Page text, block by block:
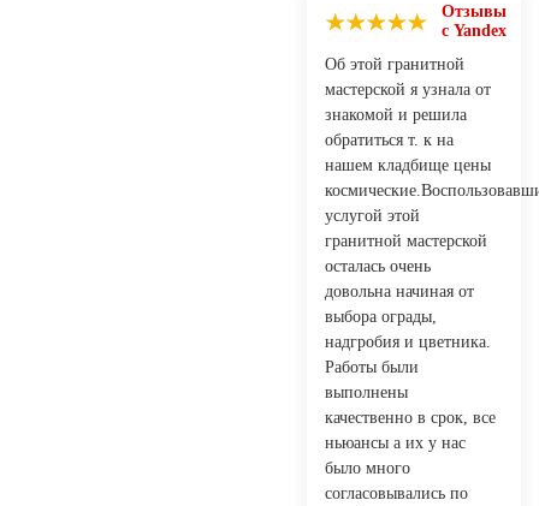
Отзывы
с Yandex
Об этой гранитной
мастерской я узнала от
знакомой и решила
обратиться т. к на
нашем кладбище цены
услугой этой
гранитной мастерской
осталась очень
довольна начиная от
выбора ограды,
надгробия и цветника.
Работы были
выполнены
качественно в срок, все
ньюансы а их у нас
было много
согласовывались по